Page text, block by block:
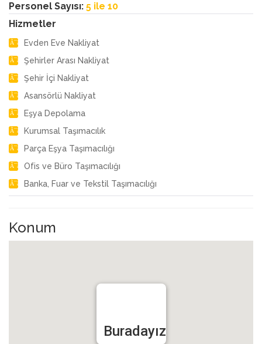
Personel Sayısı: 5 ile 10
Hizmetler
Evden Eve Nakliyat
Şehirler Arası Nakliyat
Şehir İçi Nakliyat
Asansörlü Nakliyat
Eşya Depolama
Kurumsal Taşımacılık
Parça Eşya Taşımacılığı
Ofis ve Büro Taşımacılığı
Banka, Fuar ve Tekstil Taşımacılığı
Konum
Buradayız